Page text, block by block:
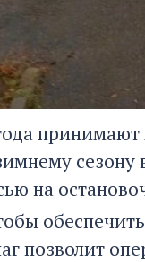
на
позволит